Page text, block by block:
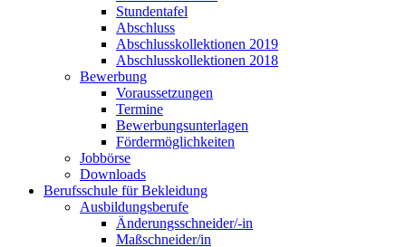
Stundentafel
Abschluss
Abschlusskollektionen 2019
Abschlusskollektionen 2018
Bewerbung
Voraussetzungen
Termine
Bewerbungsunterlagen
Fördermöglichkeiten
Jobbörse
Downloads
Berufsschule für Bekleidung
Ausbildungsberufe
Änderungsschneider/-in
Maßschneider/in